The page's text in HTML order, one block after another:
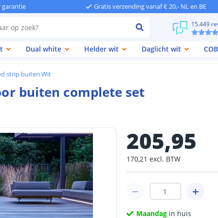
garantie Gratis verzending vanaf € 20,- NL en BE
15.449
Dual white Helder wit Daglicht wit COB
strip buiten Wit
buiten complete set
205,95
170,21 excl. BTW
Maandag in huis